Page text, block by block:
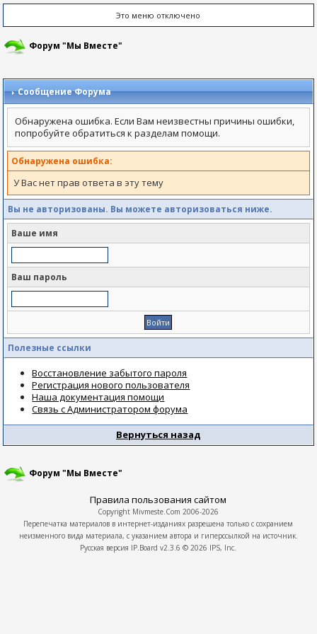
Это меню отключено
Форум "Мы Вместе"
Сообщение Форума
Обнаружена ошибка. Если Вам неизвестны причины ошибки,
попробуйте обратиться к разделам помощи.
Обнаружена ошибка:
У Вас нет прав ответа в эту тему
Вы не авторизованы. Вы можете авторизоваться ниже.
Ваше имя
Ваш пароль
Полезные ссылки
Восстановление забытого пароля
Регистрация нового пользователя
Наша документация помощи
Связь с Администратором форума
Вернуться назад
Форум "Мы Вместе"
Правила пользования сайтом
Copyright Mivmeste.Com 2006-2026
Перепечатка материалов в интернет-изданиях разрешена только с сохранием
неизменного вида материала, с указанием автора и гиперссылкой на источник.
Русская версия IP.Board v2.3.6 © 2026 IPS, Inc.